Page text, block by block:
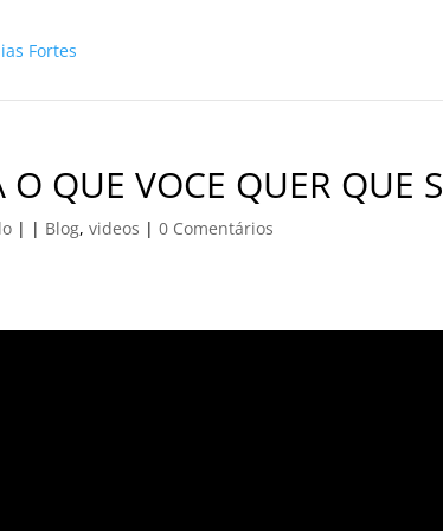
O QUE VOCE QUER QUE
| | Blog,videos |0 Comentários